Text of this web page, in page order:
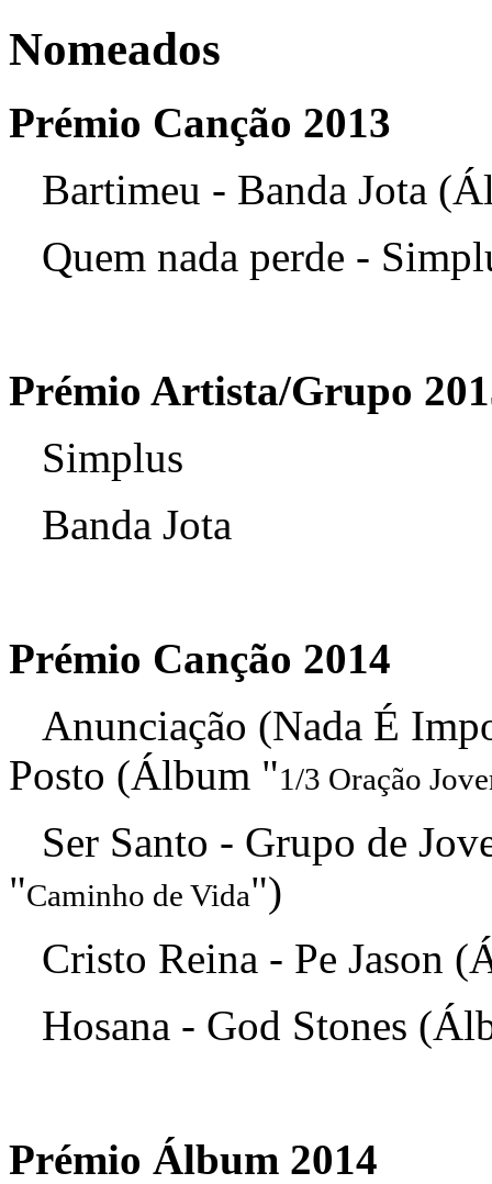
Nomeados
Prémio Canção 2013
Bartimeu - Banda Jota
Quem nada perde -
Prémio Artista/Grupo
Simplus
Banda Jota
Prémio Canção 2014
Anunciação (Nada É
Posto (Álbum "1/3 Oração
Ser Santo - Grupo de
"Caminho de Vida")
Cristo Reina - Pe Jason
Hosana - God Stones
Prémio Álbum 2014